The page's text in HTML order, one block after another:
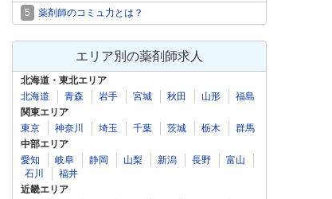
5
薬剤師のコミュ力とは？
エリア別の薬剤師求人
北海道・東北エリア
北海道
青森 岩手 宮城 秋田 山形
福島
関東エリア
東京
神奈川 埼玉 千葉 茨城 栃木
群馬
中部エリア
愛知
岐阜 静岡 山梨 新潟 長野
富山
石川
福井
近畿エリア